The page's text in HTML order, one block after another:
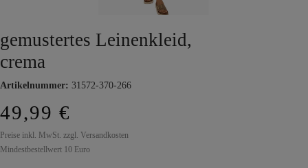
gemustertes Leinenkleid,
crema
Artikelnummer: 31572-370-266
49,99 €
Preise inkl. MwSt. zzgl. Versandkosten
Mindestbestellwert 10 Euro